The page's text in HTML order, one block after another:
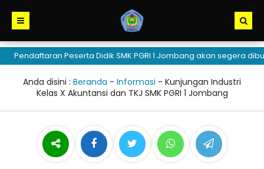
Peserta Didik SMK PGRI 1 Jombang akan segera dibuka
Anda disini : Beranda - Informasi - Kunjungan Industri
Kelas X Akuntansi dan TKJ SMK PGRI 1 Jombang